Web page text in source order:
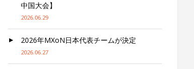
中国大会】
2026.06.29
2026年MXoN日本代表チームが決定
2026.06.27